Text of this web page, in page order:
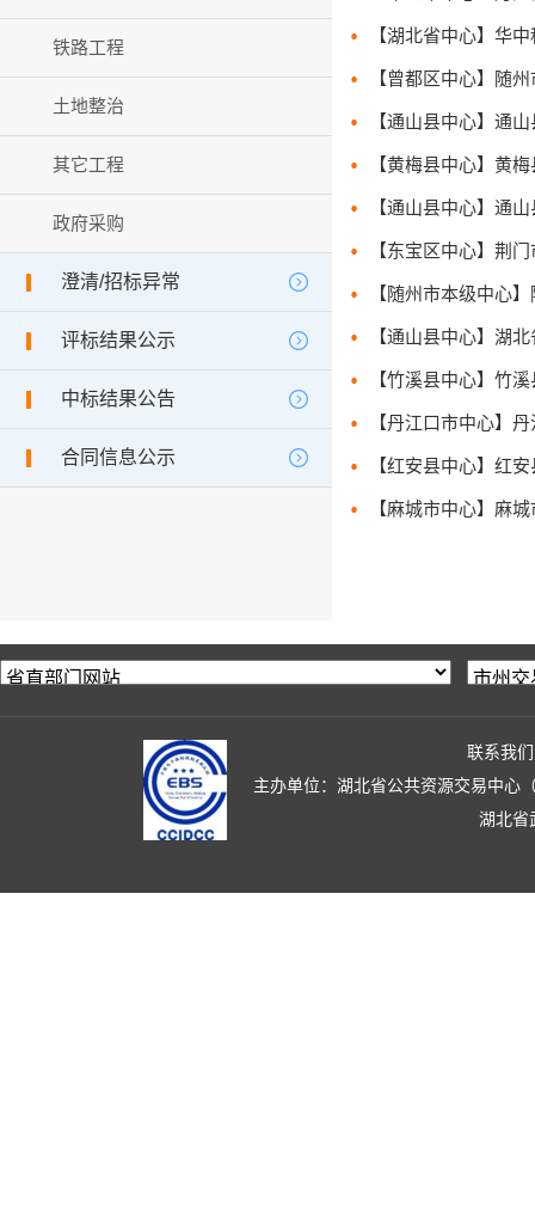
铁路工程
土地整治
其它工程
政府采购
澄清/招标异常
评标结果公示
中标结果公告
合同信息公示
【通山县中心】通
【随州市本级中心
联系我们
主办单位：湖北省公共资源交易中心
湖北省